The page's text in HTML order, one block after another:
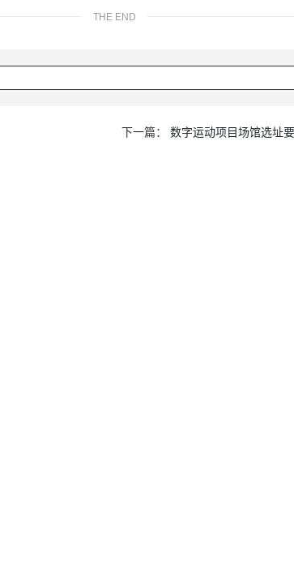
THE END
下一篇： 数字运动项目场馆选址